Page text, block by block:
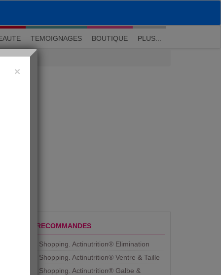
M'inscrire| Me connecter| ? Visite guidée
TEMOIGNAGES BOUTIQUE PLUS...
PRODUITS RECOMMANDES
Aujourdhui Shopping. Actinutrition® Elimination
Aujourdhui Shopping. Actinutrition® Ventre & Taille
Aujourdhui Shopping. Actinutrition® Galbe &
×